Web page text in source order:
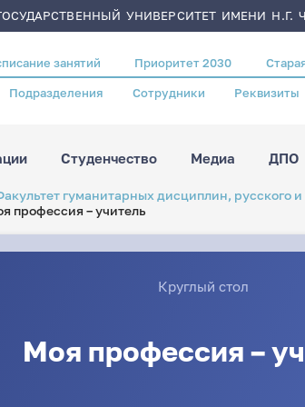
УНИВЕРСИТЕТ ИМЕНИ Н.Г.
занятий Приоритет 2030
Подразделения Сотрудники Реквизиты
Студенчество Медиа ДПО
гуманитарных дисциплин, русского
профессия – учитель
Круглый стол
Моя профессия –